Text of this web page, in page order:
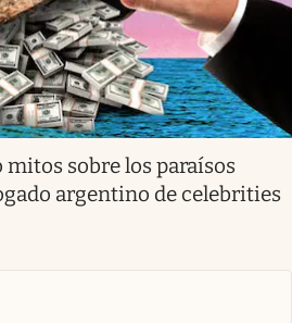
mitos sobre los paraísos
argentino de celebrities